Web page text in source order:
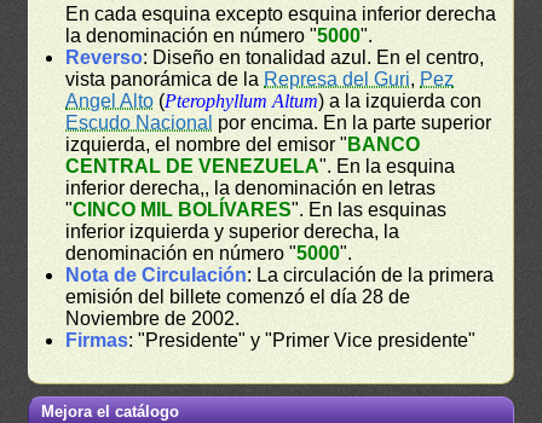
En cada esquina excepto esquina inferior derecha
la denominación en número "5000".
Reverso: Diseño en tonalidad azul. En el centro,
vista panorámica de la Represa del Guri, Pez
Angel Alto (Pterophyllum Altum) a la izquierda con
Escudo Nacional por encima. En la parte superior
izquierda, el nombre del emisor " BANCO
CENTRAL DE VENEZUELA". En la esquina
inferior derecha,, la denominación en letras
"CINCO MIL BOLÍVARES". En las esquinas
inferior izquierda y superior derecha, la
denominación en número "5000".
Nota de Circulación: La circulación de la primera
emisión del billete comenzó el día 28 de
Noviembre de 2002.
Firmas: "Presidente" y "Primer Vice presidente"
Mejora el catálogo